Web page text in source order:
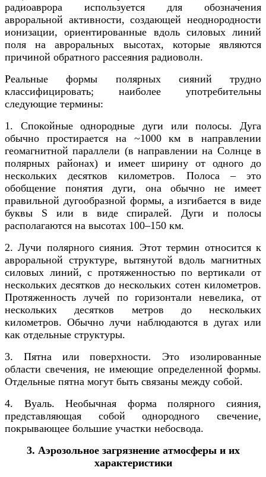
радиоаврора используется для обозначения
авроральной активности, создающей неоднородности
ионизации, ориентированные вдоль силовых линий
поля на авроральных высотах, которые являются
причиной обратного рассеяния радиоволн.
Реальные формы полярных сияний трудно
классифицировать; наиболее употребительны
следующие термины:
1. Спокойные однородные дуги или полосы. Дуга
обычно простирается на ~1000 км в направлении
геомагнитной параллели (в направлении на Солнце в
полярных районах) и имеет ширину от одного до
нескольких десятков километров. Полоса – это
обобщение понятия дуги, она обычно не имеет
правильной дугообразной формы, а изгибается в виде
буквы S или в виде спиралей. Дуги и полосы
располагаются на высотах 100–150 км.
2. Лучи полярного сияния. Этот термин относится к
авроральной структуре, вытянутой вдоль магнитных
силовых линий, с протяженностью по вертикали от
нескольких десятков до нескольких сотен километров.
Протяженность лучей по горизонтали невелика, от
нескольких десятков метров до нескольких
километров. Обычно лучи наблюдаются в дугах или
как отдельные структуры.
3. Пятна или поверхности.
Это изолированные
области свечения, не имеющие определенной формы.
Отдельные пятна могут быть связаны между собой.
4. Вуаль. Необычная форма полярного сияния,
представляющая собой однородного свечение,
покрывающее большие участки небосвода.
3. Аэрозольное загрязнение атмосферы и их
характеристики